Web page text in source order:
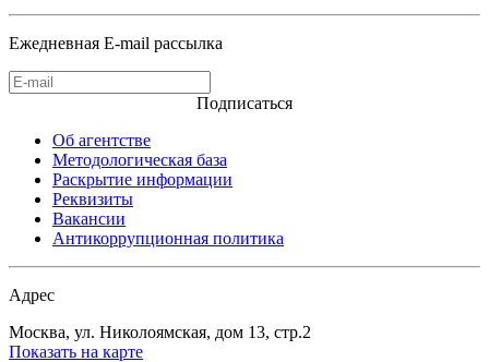
Ежедневная E-mail рассылка
Подписаться
Об агентстве
Методологическая база
Раскрытие информации
Реквизиты
Вакансии
Антикоррупционная политика
Адрес
Москва, ул. Николоямская, дом 13, стр.2
Показать на карте